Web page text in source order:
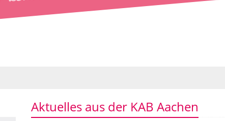
Aktuelles aus der KAB Aachen